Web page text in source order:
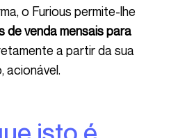
o Furious permite-lhe
de venda mensais para
a partir da sua
acionável.